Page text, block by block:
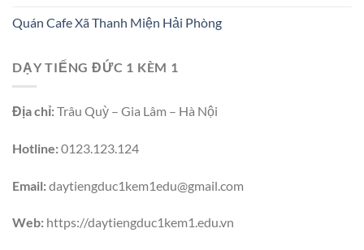
Quán Cafe Xã Thanh Miện Hải Phòng
DẠY TIẾNG ĐỨC 1 KÈM 1
Địa chỉ:Trâu Quỳ – Gia Lâm – Hà Nội
Hotline:0123.123.124
Email:daytiengduc1kem1edu@gmail.com
Web: https://daytiengduc1kem1.edu.vn